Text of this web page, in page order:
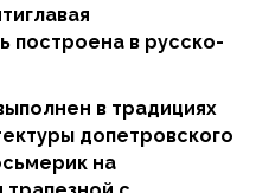
построена в русско-
в традициях
допетровского
на